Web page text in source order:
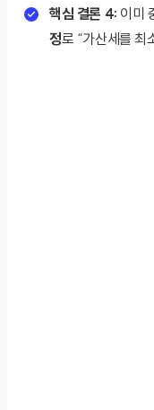
핵심 결론 4: 이미
정로 “가산세를 최